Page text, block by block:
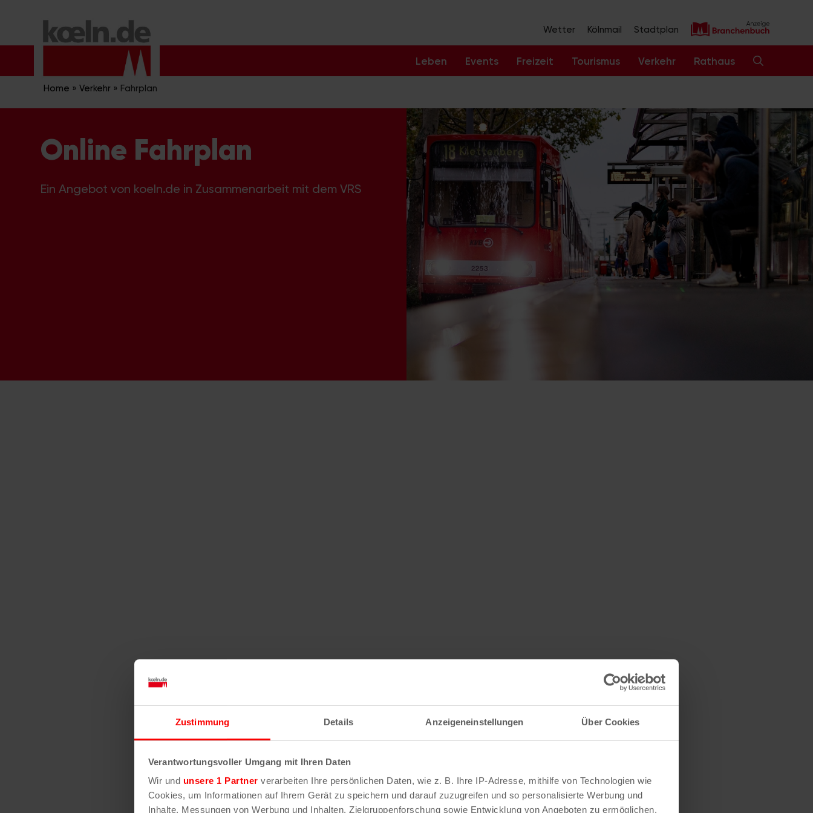
Zustimmung Details Anzeigeneinstellungen Über Cookies
Verantwortungsvoller Umgang mit Ihren Daten
Wir und unsere 1 Partner verarbeiten Ihre persönlichen Daten, wie z. B. Ihre IP-Adresse, mithilfe von Technologien wie
Cookies, um Informationen auf Ihrem Gerät zu speichern und darauf zuzugreifen und so personalisierte Werbung und
Inhalte, Messungen von Werbung und Inhalten, Zielgruppenforschung sowie Entwicklung von Angeboten zu ermöglichen.
Inhalt
Wetter Kölnmail Stadtplan
Leben Events Freizeit Tourismus Verkehr Rathaus
Home » Verkehr » Fahrplan
Online Fahrplan
Ein Angebot von koeln.de in Zusammenarbeit mit dem VRS